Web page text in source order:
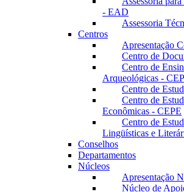
- EAD
Assessoria
Centros
Apresentação
Centro de
Centro de
Arqueológicas -
Centro de
Centro de
Econômicas - CEPE
Centro de
Lingüísticas e
Conselhos
Departamentos
Núcleos
Apresentação
Núcleo de